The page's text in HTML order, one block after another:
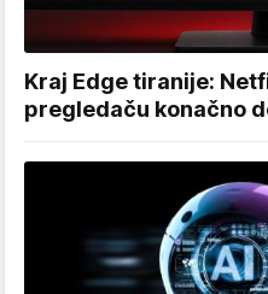
Kraj Edge tiranije:
pregledaču konačno